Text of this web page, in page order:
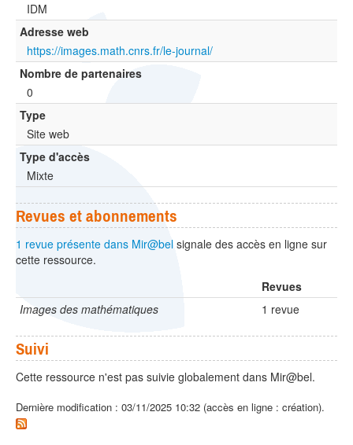
?
IDM
Adresse web
https://images.math.cnrs.fr/le-journal/
Nombre de partenaires
0
Type
Site web
Type d'accès
Mixte
Revues et abonnements
1 revue présente dans Mir@bel signale des accès en ligne sur
cette ressource.
Revues
Images des mathématiques
1 revue
Suivi
Cette ressource n'est pas suivie globalement dans Mir@bel.
Dernière modification : 03/11/2025 10:32 (accès en ligne : création).